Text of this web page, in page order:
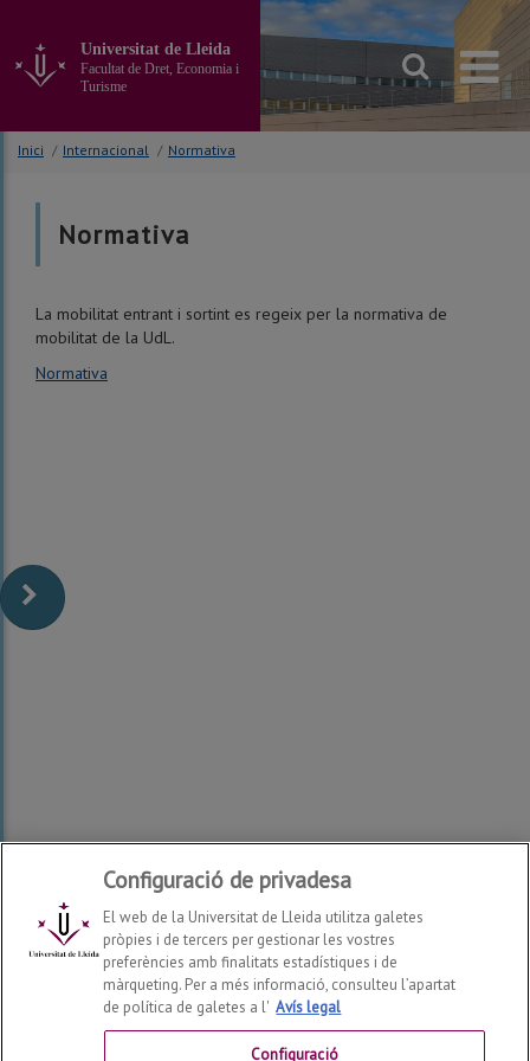
contingut
principal
la
pàgina
Universitat de Lleida
Facultat de Dret, Economia i
Turisme
Inici / Internacional / Normativa
Normativa
La mobilitat entrant i sortint es regeix per la normativa de
mobilitat de la UdL.
Normativa
Facultat de Dret, Economia i Turisme2026
Configuració de privadesa
El web de la Universitat de Lleida utilitza galetes
pròpies i de tercers per gestionar les vostres
preferències amb finalitats estadístiques i de
màrqueting. Per a més informació, consulteu l’apartat
de política de galetes a l' Avís legal
Configuració